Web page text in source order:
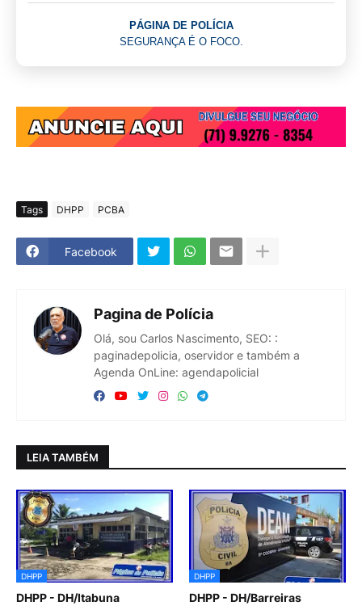
PÁGINA DE POLÍCIA
SEGURANÇA É O FOCO.
Tags DHPP PCBA
Facebook
Pagina de Polícia
Olá, sou Carlos Nascimento, SEO: :
paginadepolicia, oservidor e também a
Agenda OnLine: agendapolicial
LEIA TAMBÉM
DHPP
DHPP - DH/Itabuna
DHPP
DHPP - DH/Barreiras